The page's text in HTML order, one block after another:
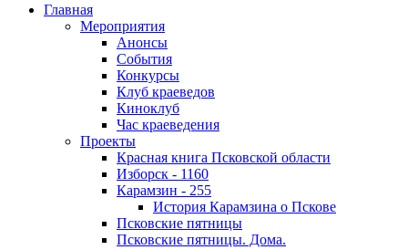
Главная
Мероприятия
Анонсы
События
Конкурсы
Клуб краеведов
Киноклуб
Час краеведения
Проекты
Красная книга Псковской области
Изборск - 1160
Карамзин - 255
История Карамзина о Пскове
Псковские пятницы
Псковские пятницы. Дома.